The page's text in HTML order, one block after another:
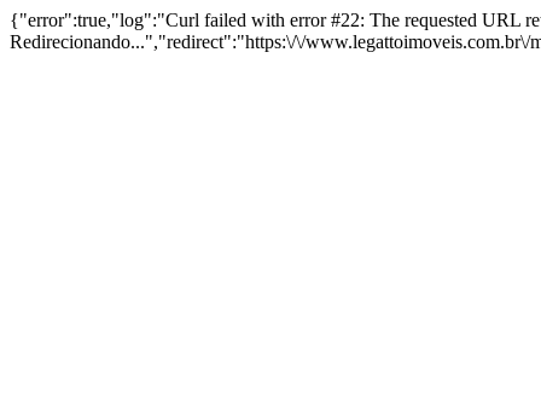
{"error":true,"log":"Curl failed with error #22: The requested URL
Redirecionando...","redirect":"https:\/\/www.legattoimoveis.com.br\/